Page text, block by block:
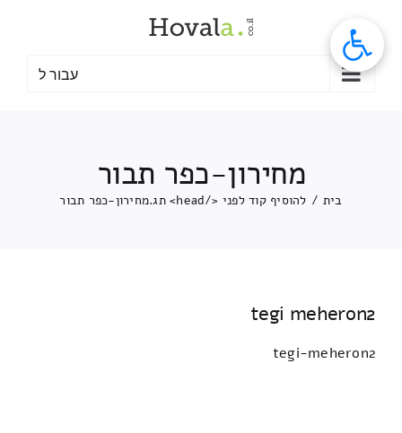
עבור ל
מחירון-כפר תבור
בית / להוסיף קוד לפני </head> תג. מחירון-כפר תבור
tegi meheron2
tegi-meheron2